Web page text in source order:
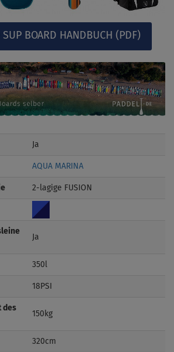
SUP BOARD HANDBUCH (PDF)
Ja
AQUA MARINA
2-lagige FUSION
Ja
350l
18PSI
des
150kg
320cm